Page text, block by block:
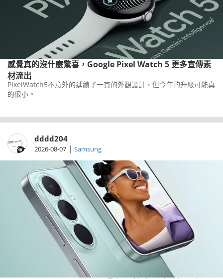
感覺真的沒什麼驚喜，Google Pixel Watch 5 更多宣傳素
材流出
PixelWatch5不意外的延續了一貫的外觀設計，但今年的升級可能真
的很小。
dddd204
2026-08-07 | Samsung